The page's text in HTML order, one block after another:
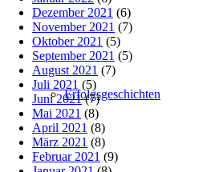
Erfolgsgeschichten
Dezember 2021 (6)
November 2021 (7)
Oktober 2021 (5)
September 2021 (5)
August 2021 (7)
Juli 2021 (5)
Juni 2021(7)
Mai 2021 (8)
April 2021 (8)
März 2021 (8)
Februar 2021 (9)